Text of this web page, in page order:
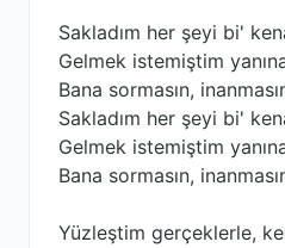
Sakladım her şeyi bi'
Gelmek istemiştim
Bana sormasın,
Sakladım her şeyi bi'
Gelmek istemiştim
Bana sormasın,
Yüzleştim gerçeklerle,